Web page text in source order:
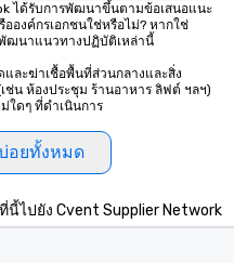
ได้รับการพัฒนาขึ้นตามข้อเสนอแนะ
องค์กรเอกชนใช่หรือไม่? หากใช่
ฒนาแนวทางปฏิบัติเหล่านี้
ละฆ่าเชื้อพื้นที่ส่วนกลางและสิ่ง
ช่น ห้องประชุม ร้านอาหาร ลิฟต์ ฯลฯ)
ใดๆ ที่ดำเนินการ
อยทั้งหมด
นี้ไปยัง Cvent Supplier Network